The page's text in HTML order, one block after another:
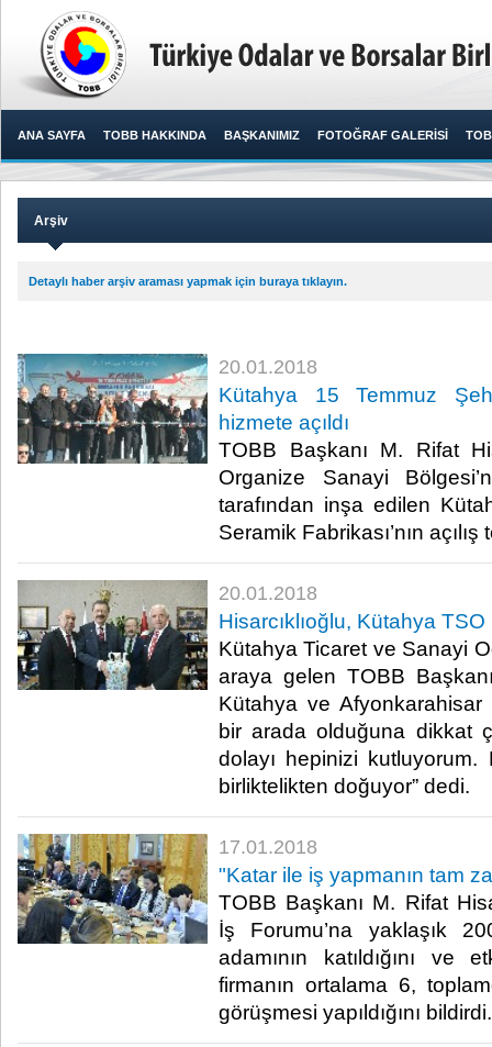
ANA SAYFA TOBB HAKKINDA BAŞKANIMIZ FOTOĞRAF GALERİSİ
Arşiv
Detaylı haber arşiv araması yapmak için buraya tıklayın.
20.01.2018
Kütahya 15 Temmuz
hizmete açıldı
TOBB Başkanı M. Rifat
Organize Sanayi
tarafından inşa edilen
Seramik Fabrikası’nın açılış
20.01.2018
Hisarcıklıoğlu, Kütahya
Kütahya Ticaret ve Sanayi
araya gelen TOBB
Kütahya ve Afyonkarahisar
bir arada olduğuna dikkat
dolayı hepinizi
birliktelikten doğuyor” dedi.​
17.01.2018
"Katar ile iş yapmanın tam
TOBB Başkanı M. Rifat
İş Forumu’na yaklaşık
adamının katıldığını ve
firmanın ortalama 6,
görüşmesi yapıldığını bildirdi.​